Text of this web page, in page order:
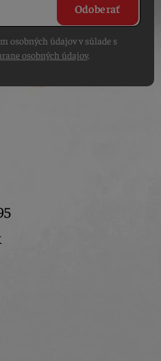
Odoberať
osobných údajov v súlade s
osobných údajov.